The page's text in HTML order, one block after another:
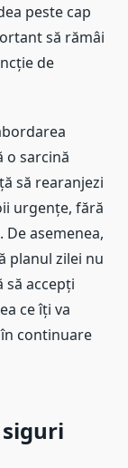
peste cap
să rămâi
de
o sarcină
să rearanjezi
urgențe, fără
asemenea,
planul zilei nu
să accepți
ce îți va
continuare